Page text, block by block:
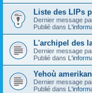
Liste des LIPs
Dernier message
Publié dans
L'archipel des
Dernier message
Publié dans
Yehoù
Dernier message
Publié dans